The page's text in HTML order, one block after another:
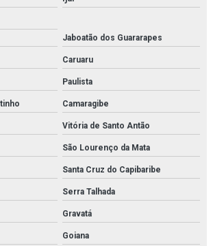
em rj
industrial
válvula
calor
Jaboatão dos Guararapes
Caruaru
Paulista
Camaragibe
Vitória de Santo Antão
São Lourenço da Mata
Santa Cruz do Capibaribe
Serra Talhada
Gravatá
Goiana